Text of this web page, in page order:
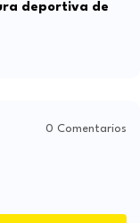
deportiva de
0 Comentarios